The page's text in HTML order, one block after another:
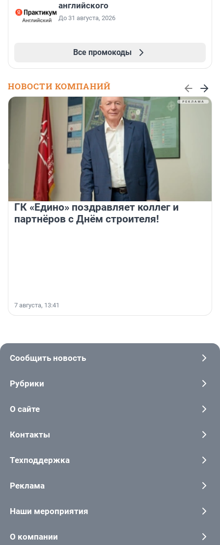
английского
До 31 августа, 2026
Все промокоды
НОВОСТИ КОМПАНИЙ
ГК «Едино» поздравляет коллег и
партнёров с Днём строителя!
7 августа, 13:41
Сообщить новость
Рубрики
О сайте
Контакты
Техподдержка
Реклама
Наши мероприятия
О компании